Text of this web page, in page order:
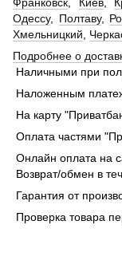
Франковск, Киев,
Одессу, Полтаву,
Хмельницкий,
Подробнее о
Наличными при
Наложенным
На карту
Оплата частями
Онлайн оплата на
Возврат/обмен в
Гарантия от
Проверка товара